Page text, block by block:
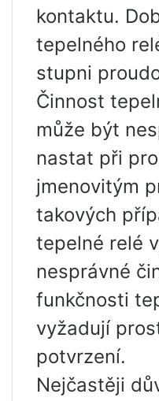
kontaktu.
tepelného
stupni
Činnost
může být
nastat při
jmenovitým
takových
tepelné relé
nesprávné
funkčnosti
vyžadují
potvrzení.
Nejčastěji